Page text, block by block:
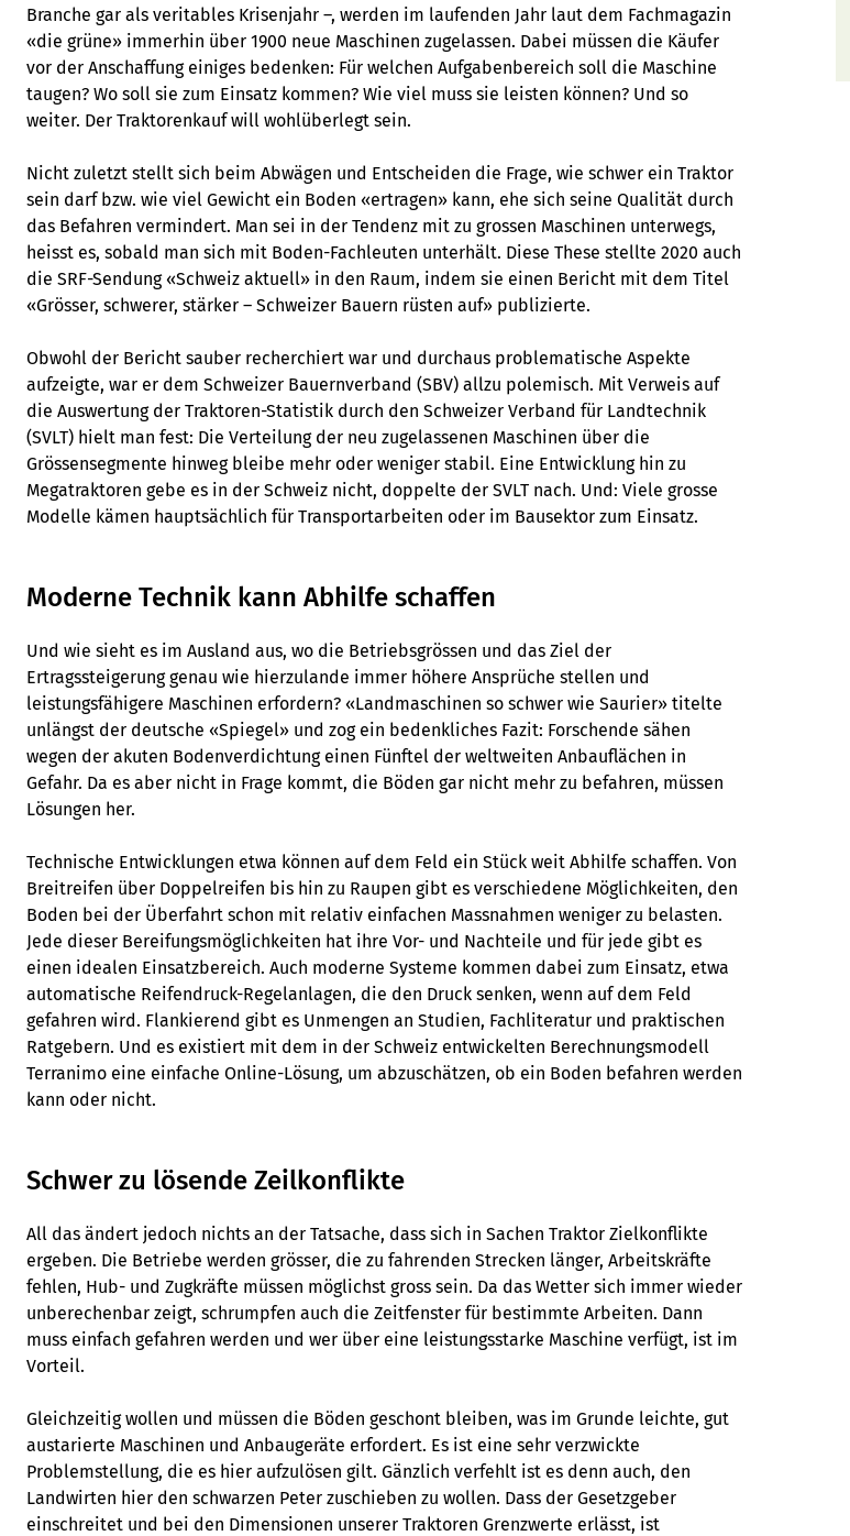
Branche gar als veritables Krisenjahr –, werden im laufenden Jahr laut dem Fachmagazin
«die grüne» immerhin über 1900 neue Maschinen zugelassen. Dabei müssen die Käufer
vor der Anschaffung einiges bedenken: Für welchen Aufgabenbereich soll die Maschine
taugen? Wo soll sie zum Einsatz kommen? Wie viel muss sie leisten können? Und so
weiter. Der Traktorenkauf will wohlüberlegt sein.
Nicht zuletzt stellt sich beim Abwägen und Entscheiden die Frage, wie schwer ein Traktor
sein darf bzw. wie viel Gewicht ein Boden «ertragen» kann, ehe sich seine Qualität durch
das Befahren vermindert. Man sei in der Tendenz mit zu grossen Maschinen unterwegs,
heisst es, sobald man sich mit Boden-Fachleuten unterhält. Diese These stellte 2020 auch
die SRF-Sendung «Schweiz aktuell» in den Raum, indem sie einen Bericht mit dem Titel
«Grösser, schwerer, stärker – Schweizer Bauern rüsten auf» publizierte.
Obwohl der Bericht sauber recherchiert war und durchaus problematische Aspekte
aufzeigte, war er dem Schweizer Bauernverband (SBV) allzu polemisch. Mit Verweis auf
die Auswertung der Traktoren-Statistik durch den Schweizer Verband für Landtechnik
(SVLT) hielt man fest: Die Verteilung der neu zugelassenen Maschinen über die
Grössensegmente hinweg bleibe mehr oder weniger stabil. Eine Entwicklung hin zu
Megatraktoren gebe es in der Schweiz nicht, doppelte der SVLT nach. Und: Viele grosse
Modelle kämen hauptsächlich für Transportarbeiten oder im Bausektor zum Einsatz.
Moderne Technik kann Abhilfe schaffen
Und wie sieht es im Ausland aus, wo die Betriebsgrössen und das Ziel der
Ertragssteigerung genau wie hierzulande immer höhere Ansprüche stellen und
leistungsfähigere Maschinen erfordern? «Landmaschinen so schwer wie Saurier» titelte
unlängst der deutsche «Spiegel» und zog ein bedenkliches Fazit: Forschende sähen
wegen der akuten Bodenverdichtung einen Fünftel der weltweiten Anbauflächen in
Gefahr. Da es aber nicht in Frage kommt, die Böden gar nicht mehr zu befahren, müssen
Lösungen her.
Technische Entwicklungen etwa können auf dem Feld ein Stück weit Abhilfe schaffen. Von
Breitreifen über Doppelreifen bis hin zu Raupen gibt es verschiedene Möglichkeiten, den
Boden bei der Überfahrt schon mit relativ einfachen Massnahmen weniger zu belasten.
Jede dieser Bereifungsmöglichkeiten hat ihre Vor- und Nachteile und für jede gibt es
einen idealen Einsatzbereich. Auch moderne Systeme kommen dabei zum Einsatz, etwa
automatische Reifendruck-Regelanlagen, die den Druck senken, wenn auf dem Feld
gefahren wird. Flankierend gibt es Unmengen an Studien, Fachliteratur und praktischen
Ratgebern. Und es existiert mit dem in der Schweiz entwickelten Berechnungsmodell
Terranimo eine einfache Online-Lösung, um abzuschätzen, ob ein Boden befahren werden
kann oder nicht.
Schwer zu lösende Zeilkonflikte
All das ändert jedoch nichts an der Tatsache, dass sich in Sachen Traktor Zielkonflikte
ergeben. Die Betriebe werden grösser, die zu fahrenden Strecken länger, Arbeitskräfte
fehlen, Hub- und Zugkräfte müssen möglichst gross sein. Da das Wetter sich immer wieder
unberechenbar zeigt, schrumpfen auch die Zeitfenster für bestimmte Arbeiten. Dann
muss einfach gefahren werden und wer über eine leistungsstarke Maschine verfügt, ist im
Vorteil.
Gleichzeitig wollen und müssen die Böden geschont bleiben, was im Grunde leichte, gut
austarierte Maschinen und Anbaugeräte erfordert. Es ist eine sehr verzwickte
Problemstellung, die es hier aufzulösen gilt. Gänzlich verfehlt ist es denn auch, den
Landwirten hier den schwarzen Peter zuschieben zu wollen. Dass der Gesetzgeber
einschreitet und bei den Dimensionen unserer Traktoren Grenzwerte erlässt, ist